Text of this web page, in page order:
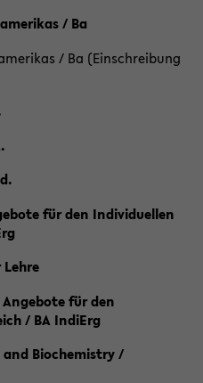
/ Ba
/ Ba (Einschreibung
für den Individuellen
für den
/ BA IndiErg
Biochemistry /